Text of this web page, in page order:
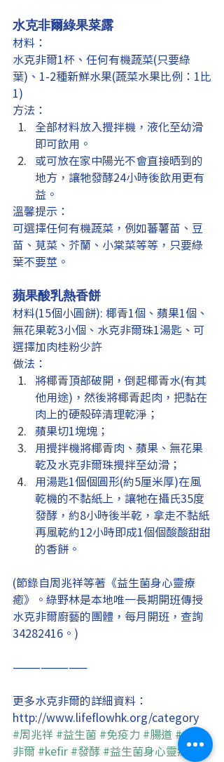
水克非爾綠果菜露
材料：
水克非爾1杯、任何有機蔬菜(只要綠
葉)、1-2種新鮮水果(蔬菜水果比例：1比
1)
方法：
全部材料放入攪拌機，液化至幼滑
即可飲用。
或可放在家中陽光不會直接晒到的
地方，讓牠發酵24小時後飲用更有
益。
溫馨提示：
可選擇任何有機蔬菜，例如蕃薯苗、豆
苗、莧菜、芥蘭、小棠菜等等，只要綠
葉不要莖。
蘋果酸乳熱香餅
材料(15個小圓餅): 椰青1個、蘋果1個、
無花果乾3小個、水克非爾珠1湯匙、可
選擇加肉桂粉少許
做法：
將椰青頂部破開，倒起椰青水(有其
他用途)，然後將椰青起肉，把黏在
肉上的硬殼碎清理乾淨；
蘋果切1塊塊；
用攪拌機將椰青肉、蘋果、無花果
乾及水克非爾珠攪拌至幼滑；
用湯匙1個個圓形(約5厘米厚)在風
乾機的不黏紙上，讓牠在攝氏35度
發酵，約8小時後半乾，拿走不黏紙
再風乾約12小時即成1個個酸酸甜甜
的香餅。
(節錄自周兆祥等著《益生菌身心靈療
癒》。綠野林是本地唯一長期開班傳授
水克非爾廚藝的團體，每月開班，查詢
34282416。)
————————
更多水克非爾的詳細資料：
http://www.lifeflowhk.org/category
#周兆祥 #益生菌 #免疫力 #腸道 #水克
非爾 #kefir #發酵 #益生菌身心靈療癒 #